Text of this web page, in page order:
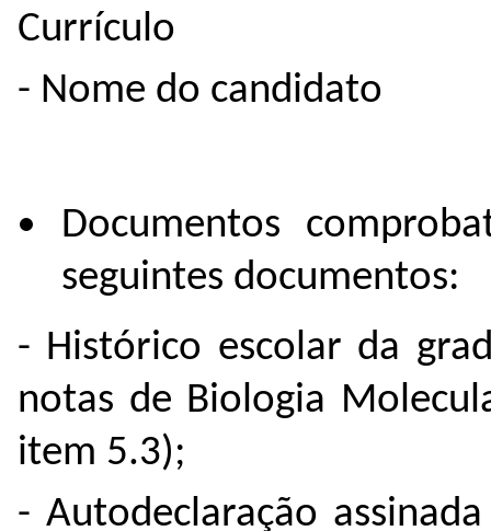
Currículo
- Nome do candidato
Documentos
seguintes documentos:
- Histórico escolar da
notas de Biologia
item 5.3);
- Autodeclaração